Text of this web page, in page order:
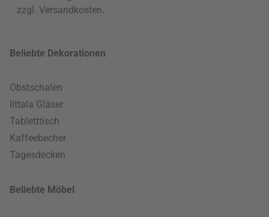
zzgl. Versandkosten
Beliebte Dekorationen
Obstschalen
Iittala Gläser
Tabletttisch
Kaffeebecher
Tagesdecken
Beliebte Möbel